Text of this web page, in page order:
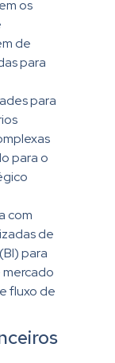
os
de
para
para
para o
com
de
para
fluxo de